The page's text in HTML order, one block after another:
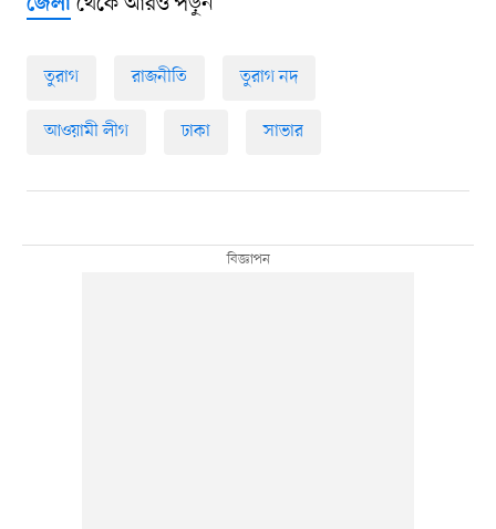
জেলা
তুরাগ রাজনীতি তুরাগ নদ
আওয়ামী লীগ ঢাকা সাভার